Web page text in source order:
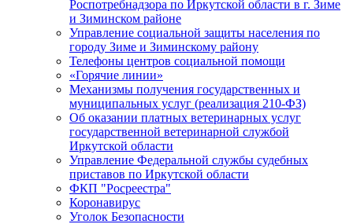
Роспотребнадзора по Иркутской области в г. Зиме
и Зиминском районе
Управление социальной защиты населения по
городу Зиме и Зиминскому району
Телефоны центров социальной помощи
«Горячие линии»
Механизмы получения государственных и
муниципальных услуг (реализация 210-ФЗ)
Об оказании платных ветеринарных услуг
государственной ветеринарной службой
Иркутской области
Управление Федеральной службы судебных
приставов по Иркутской области
ФКП "Росреестра"
Коронавирус
Уголок Безопасности